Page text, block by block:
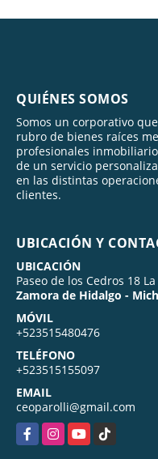
QUIÉNES SOMOS
Somos un corporativo
rubro de bienes raíces
profesionales
de un servicio
en las distintas
clientes.
UBICACIÓN Y
UBICACIÓN
Paseo de los Cedros 18 La
Zamora de Hidalgo -
MÓVIL
+523515480476
TELÉFONO
+523515155097
EMAIL
ceoparolli@gmail.com